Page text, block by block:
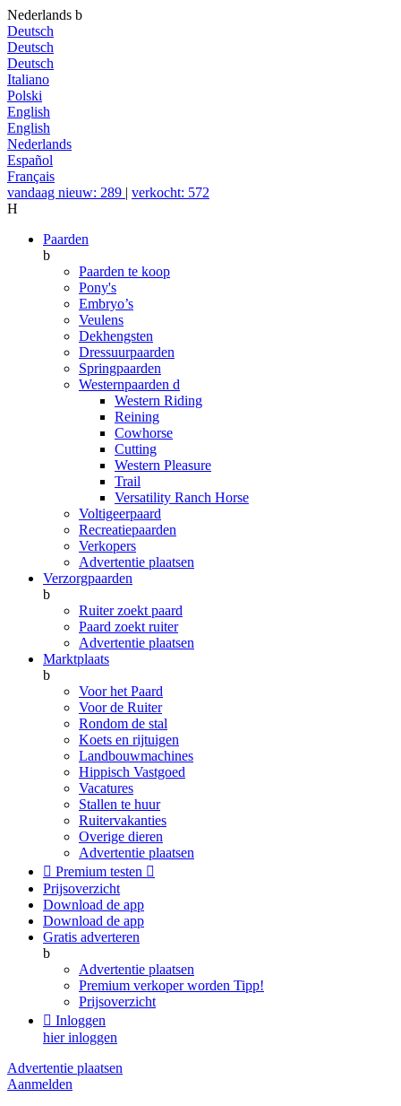
Nederlands b
Deutsch
Deutsch
Deutsch
Italiano
Polski
English
English
Nederlands
Español
Français
vandaag nieuw: 289 | verkocht: 572
H
Paarden
b
Paarden te koop
Pony's
Embryo’s
Veulens
Dekhengsten
Dressuurpaarden
Springpaarden
Westernpaarden d
Western Riding
Reining
Cowhorse
Cutting
Western Pleasure
Trail
Versatility Ranch Horse
Voltigeerpaard
Recreatiepaarden
Verkopers
Advertentie plaatsen
Verzorgpaarden
b
Ruiter zoekt paard
Paard zoekt ruiter
Advertentie plaatsen
Marktplaats
b
Voor het Paard
Voor de Ruiter
Rondom de stal
Koets en rijtuigen
Landbouwmachines
Hippisch Vastgoed
Vacatures
Stallen te huur
Ruitervakanties
Overige dieren
Advertentie plaatsen
 Premium testen 
Prijsoverzicht
Download de app
Download de app
Gratis adverteren
b
Advertentie plaatsen
Premium verkoper worden Tipp!
Prijsoverzicht
 Inloggen
hier inloggen
Advertentie plaatsen
Aanmelden